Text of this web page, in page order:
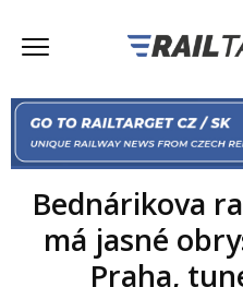
Bednárikova
má jasné
Praha,